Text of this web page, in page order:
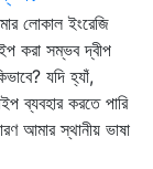
লোকাল ইংরেজি
করা সম্ভব দ্বীপ
যদি হ্যাঁ,
ব্যবহার করতে পারি
আমার স্থানীয় ভাষা